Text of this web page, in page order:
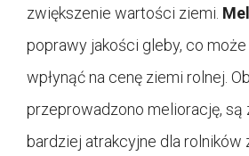
zwiększenie wartości ziemi.
poprawy jakości gleby, co
wpłynąć na cenę ziemi rolnej.
przeprowadzono meliorację, są
bardziej atrakcyjne dla rolników